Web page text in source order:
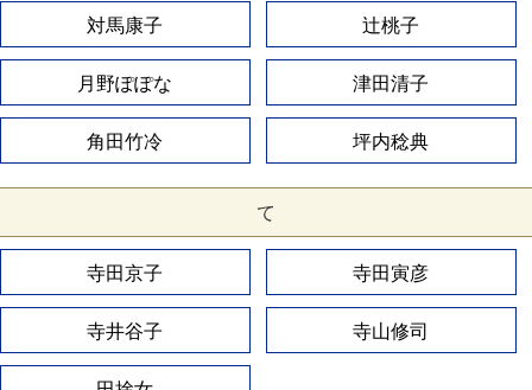
対馬康子 辻桃子
月野ぽぽな 津田清子
角田竹冷 坪内稔典
て
寺田京子 寺田寅彦
寺井谷子 寺山修司